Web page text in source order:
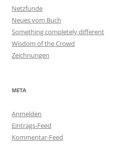
Netzfunde
Neues vom Buch
Something completely different
Wisdom of the Crowd
Zeichnungen
META
Anmelden
Eintrags-Feed
Kommentar-Feed